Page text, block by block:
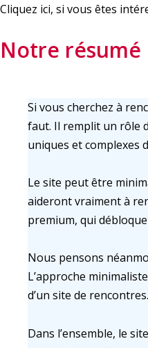
Cliquez ici, si vous êtes
Notre résumé
Si vous cherchez à
faut. Il remplit un rôle
uniques et complexes
Le site peut être
aideront vraiment à
premium, qui
Nous pensons
L’approche
d’un site de
Dans l’ensemble, le